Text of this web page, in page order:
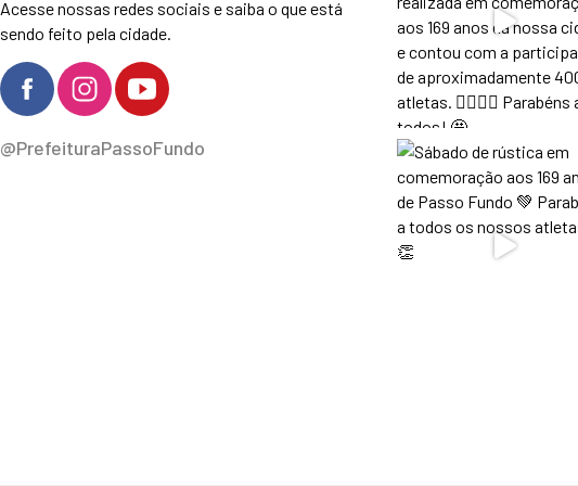
Acesse nossas redes sociais e saiba o que está
sendo feito pela cidade.
@PrefeituraPassoFundo